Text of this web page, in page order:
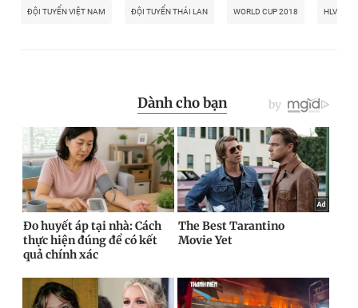
ĐỘI TUYỂN VIỆT NAM ĐỘI TUYỂN THÁI LAN WORLD CUP 2018 HLV